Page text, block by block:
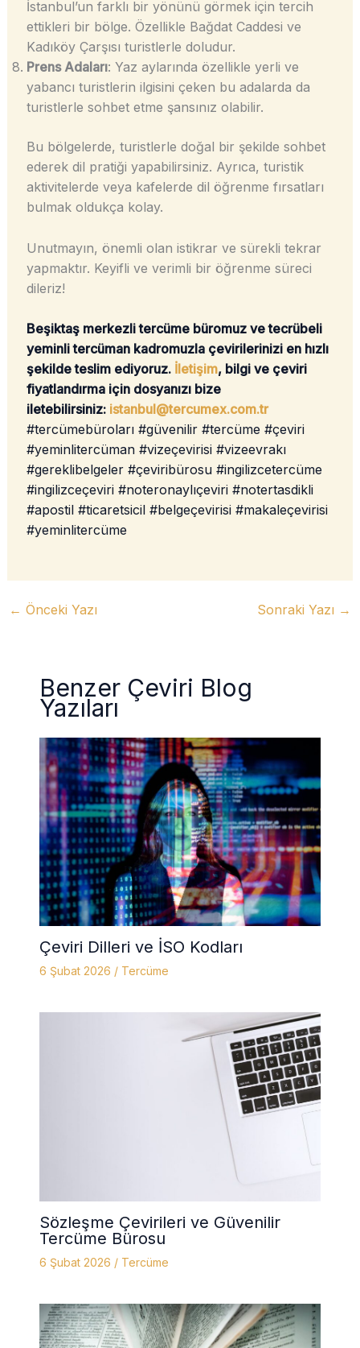
İstanbul’un farklı bir yönünü görmek için tercih
ettikleri bir bölge. Özellikle Bağdat Caddesi ve
Kadıköy Çarşısı turistlerle doludur.
Prens Adaları: Yaz aylarında özellikle yerli ve
yabancı turistlerin ilgisini çeken bu adalarda da
turistlerle sohbet etme şansınız olabilir.
Bu bölgelerde, turistlerle doğal bir şekilde sohbet
ederek dil pratiği yapabilirsiniz. Ayrıca, turistik
aktivitelerde veya kafelerde dil öğrenme fırsatları
bulmak oldukça kolay.
Unutmayın, önemli olan istikrar ve sürekli tekrar
yapmaktır. Keyifli ve verimli bir öğrenme süreci
dileriz!
Beşiktaş merkezli tercüme büromuz ve tecrübeli
yeminli tercüman kadromuzla çevirilerinizi en hızlı
şekilde teslim ediyoruz. İletişim, bilgi ve çeviri
fiyatlandırma için dosyanızı bize
iletebilirsiniz: istanbul@tercumex.com.tr
#tercümebüroları #güvenilir #tercüme #çeviri
#yeminlitercüman #vizeçevirisi #vizeevrakı
#gereklibelgeler #çeviribürosu #ingilizcetercüme
#ingilizceçeviri #noteronaylıçeviri #notertasdikli
#apostil #ticaretsicil #belgeçevirisi #makaleçevirisi
#yeminlitercüme
← Önceki Yazı Sonraki Yazı →
Benzer Çeviri Blog
Yazıları
Çeviri Dilleri ve İSO Kodları
6 Şubat 2026 / Tercüme
Sözleşme Çevirileri ve Güvenilir
Tercüme Bürosu
6 Şubat 2026 / Tercüme